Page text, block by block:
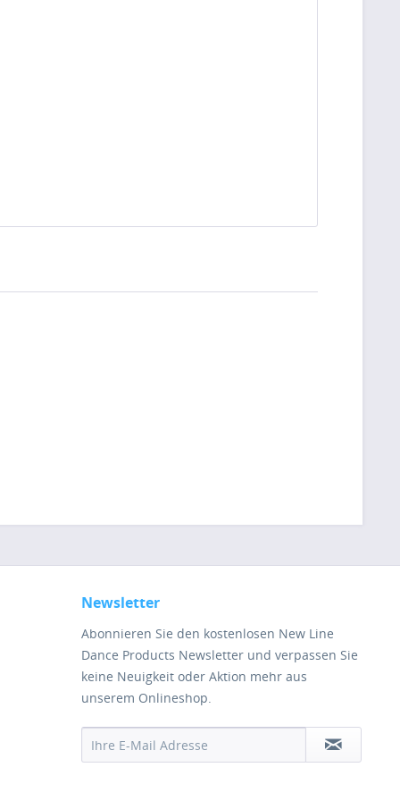
Newsletter
Abonnieren Sie den kostenlosen New Line
Dance Products Newsletter und verpassen Sie
keine Neuigkeit oder Aktion mehr aus
unserem Onlineshop.